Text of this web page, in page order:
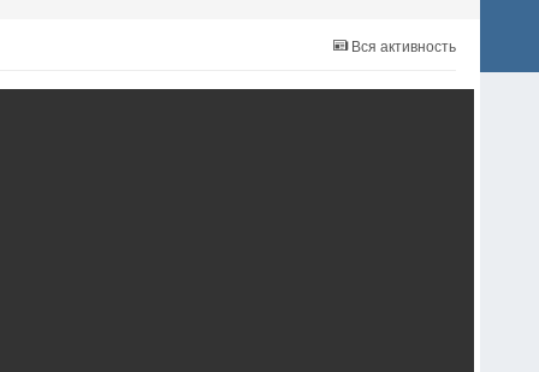
Вся активность